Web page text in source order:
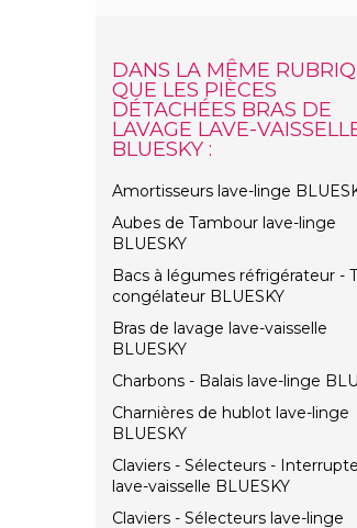
DANS LA MÊME
QUE LES PIÈCES
DÉTACHÉES BRAS DE
LAVAGE LAVE-
BLUESKY :
Amortisseurs lave-linge
Aubes de Tambour lave-linge
BLUESKY
Bacs à légumes réfrigérateur -
congélateur BLUESKY
Bras de lavage lave-vaisselle
BLUESKY
Charbons - Balais lave-linge
Charnières de hublot lave-linge
BLUESKY
Claviers - Sélecteurs -
lave-vaisselle BLUESKY
Claviers - Sélecteurs lave-linge